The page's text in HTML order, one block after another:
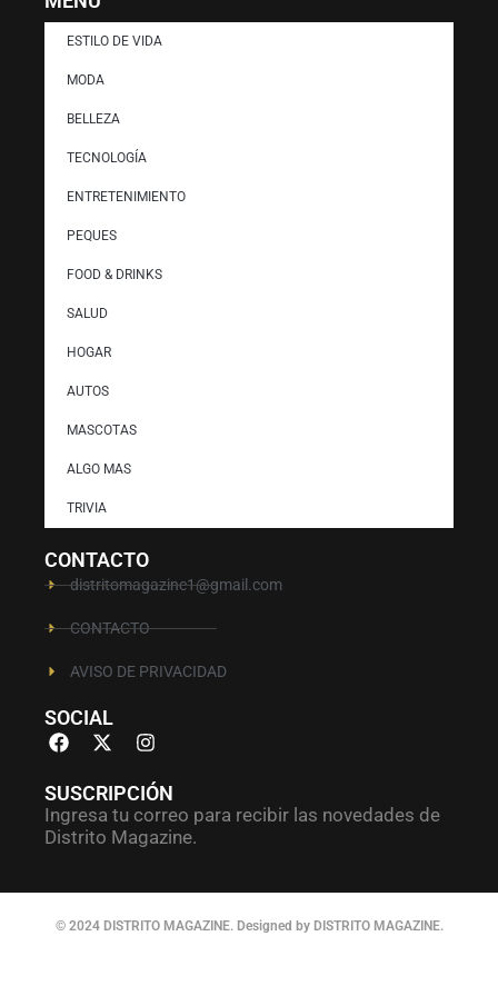
ESTILO DE VIDA
MODA
BELLEZA
TECNOLOGÍA
ENTRETENIMIENTO
PEQUES
FOOD & DRINKS
SALUD
HOGAR
AUTOS
MASCOTAS
ALGO MAS
TRIVIA
CONTACTO
distritomagazine1@gmail.com
CONTACTO
AVISO DE PRIVACIDAD
SOCIAL
SUSCRIPCIÓN
Ingresa tu correo para recibir las novedades de
Distrito Magazine.
© 2024 DISTRITO MAGAZINE. Designed by DISTRITO MAGAZINE.